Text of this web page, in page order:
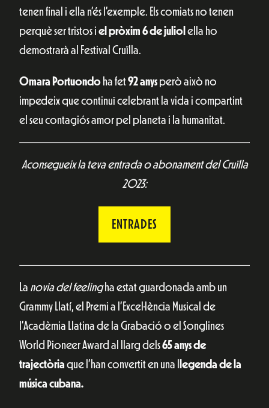
tenen final i ella n’és l’exemple. Els comiats no tenen
perquè ser tristos i el pròxim 6 de juliol ella ho
demostrarà al Festival Cruïlla.
Omara Portuondo ha fet92 anys però això no
impedeix que continuï celebrant la vida i compartint
el seu contagiós amor pel planeta i la humanitat.
Aconsegueix la teva entrada o abonament del Cruïlla
2023:
ENTRADES
La novia del feelingha estat guardonada amb un
Grammy Llatí, el Premi a l’Excel·lència Musical de
l’Acadèmia Llatina de la Grabació o el Songlines
World Pioneer Award al llarg dels65 anys de
trajectòria que l’han convertit en una l legenda de la
música cubana.